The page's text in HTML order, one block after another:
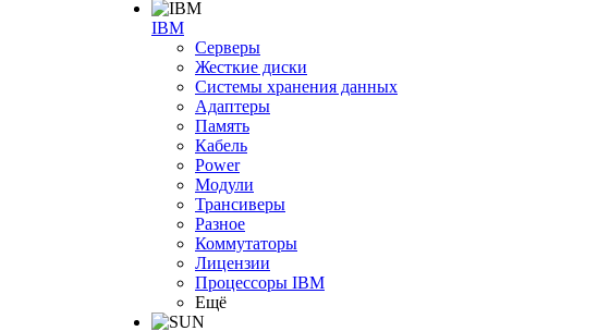
IBM
Серверы
Жесткие диски
Системы хранения данных
Адаптеры
Память
Кабель
Power
Модули
Трансиверы
Разное
Коммутаторы
Лицензии
Процессоры IBM
Ещё